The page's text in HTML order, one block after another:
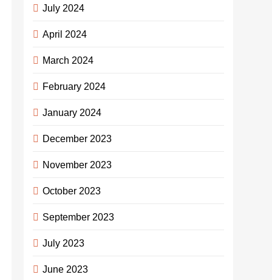
July 2024
April 2024
March 2024
February 2024
January 2024
December 2023
November 2023
October 2023
September 2023
July 2023
June 2023